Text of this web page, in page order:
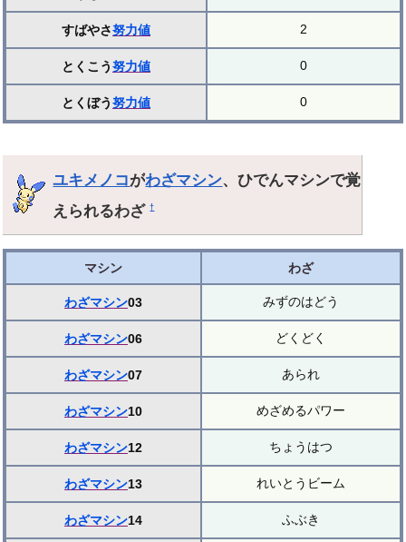
すばやさ努力値 2
とくこう努力値 0
とくぼう努力値 0
ユキメノコがわざマシン、ひでんマシンで覚
えられるわざ†
マシン わざ
わざマシン03 みずのはどう
わざマシン06 どくどく
わざマシン07 あられ
わざマシン10 めざめるパワー
わざマシン12 ちょうはつ
わざマシン13 れいとうビーム
わざマシン14 ふぶき